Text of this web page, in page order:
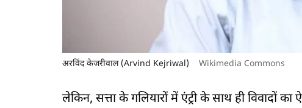
अरविंद केजरीवाल (Arvind Kejriwal) Wikimedia Commons
लेकिन, सत्ता के गलियारों में एंट्री के साथ ही